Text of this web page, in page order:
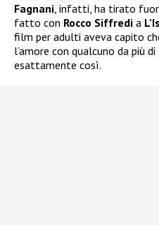
Fagnani, infatti, ha tirato fuori
fatto con Rocco Siffredi a
film per adulti aveva capito
l’amore con qualcuno da più
esattamente così.